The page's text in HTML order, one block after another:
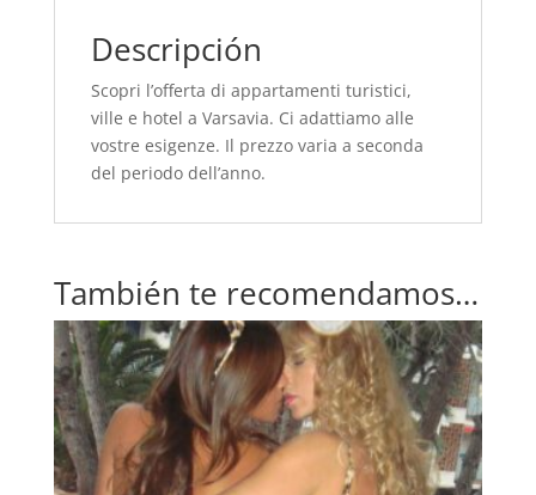
Descripción
Scopri l’offerta di appartamenti turistici,
ville e hotel a Varsavia. Ci adattiamo alle
vostre esigenze. Il prezzo varia a seconda
del periodo dell’anno.
También te recomendamos…